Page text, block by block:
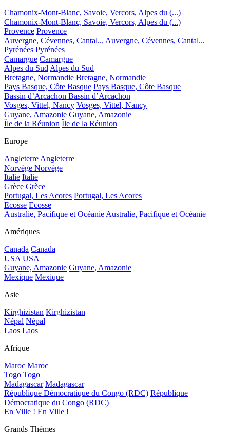
Chamonix-Mont-Blanc, Savoie, Vercors, Alpes du (...)
Chamonix-Mont-Blanc, Savoie, Vercors, Alpes du (...)
Provence Provence
Auvergne, Cévennes, Cantal... Auvergne, Cévennes, Cantal...
Pyrénées Pyrénées
Camargue Camargue
Alpes du Sud Alpes du Sud
Bretagne, Normandie Bretagne, Normandie
Pays Basque, Côte Basque Pays Basque, Côte Basque
Bassin d’Arcachon Bassin d’Arcachon
Vosges, Vittel, Nancy Vosges, Vittel, Nancy
Guyane, Amazonie Guyane, Amazonie
Île de la Réunion Île de la Réunion
Europe
Angleterre Angleterre
Norvège Norvège
Italie Italie
Grèce Grèce
Portugal, Les Acores Portugal, Les Acores
Ecosse Ecosse
Australie, Pacifique et Océanie Australie, Pacifique et Océanie
Amériques
Canada Canada
USA USA
Guyane, Amazonie Guyane, Amazonie
Mexique Mexique
Asie
Kirghizistan Kirghizistan
Népal Népal
Laos Laos
Afrique
Maroc Maroc
Togo Togo
Madagascar Madagascar
République Démocratique du Congo (RDC) République
Démocratique du Congo (RDC)
En Ville ! En Ville !
Grands Thèmes